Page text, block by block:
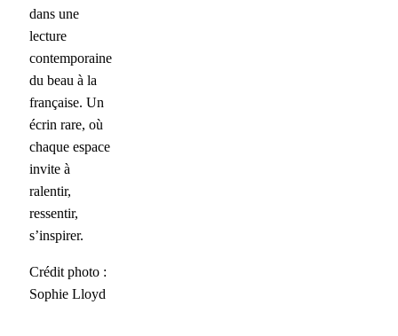
dans une
lecture
contemporaine
du beau à la
française. Un
écrin rare, où
chaque espace
invite à
ralentir,
ressentir,
s’inspirer.
Crédit photo :
Sophie Lloyd